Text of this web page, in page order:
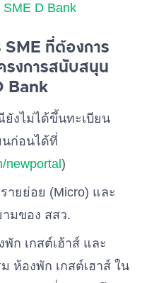
SME D Bank
ที่ต้องการ
รงการสนับสนุน
Bank
งไม่ได้ขึ้นทะเบียน
นก่อนได้ที่
newportal )
ายย่อย (Micro) และ
มของ สสว.
ก เกสต์เฮ้าส์ และ
ห้องพัก เกสต์เฮาส์ ใน